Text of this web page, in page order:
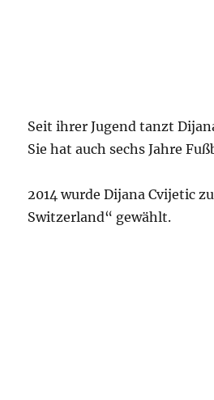
Seit ihrer Jugend tanzt
Sie hat auch sechs Jahre
2014 wurde Dijana Cvijetic
Switzerland“ gewählt.